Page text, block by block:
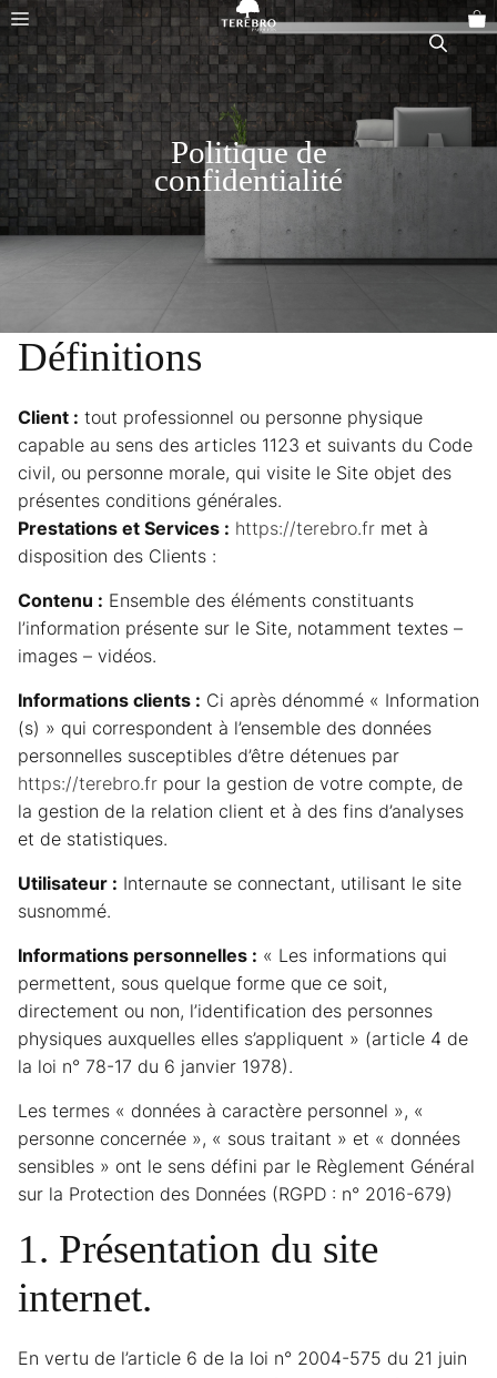
Aller
au
contenu
Politique de
confidentialité
Menu
Définitions
Client : tout professionnel ou personne physique
capable au sens des articles 1123 et suivants du Code
civil, ou personne morale, qui visite le Site objet des
présentes conditions générales.
Prestations et Services : https://terebro.fr met à
disposition des Clients :
Contenu : Ensemble des éléments constituants
l’information présente sur le Site, notamment textes –
images – vidéos.
Informations clients : Ci après dénommé « Information
(s) » qui correspondent à l’ensemble des données
personnelles susceptibles d’être détenues par
https://terebro.fr pour la gestion de votre compte, de
la gestion de la relation client et à des fins d’analyses
et de statistiques.
Utilisateur : Internaute se connectant, utilisant le site
susnommé.
Informations personnelles : « Les informations qui
permettent, sous quelque forme que ce soit,
directement ou non, l’identification des personnes
physiques auxquelles elles s’appliquent » (article 4 de
la loi n° 78-17 du 6 janvier 1978).
Les termes « données à caractère personnel », «
personne concernée », « sous traitant » et « données
sensibles » ont le sens défini par le Règlement Général
sur la Protection des Données (RGPD : n° 2016-679)
1. Présentation du site
internet.
En vertu de l’article 6 de la loi n° 2004-575 du 21 juin